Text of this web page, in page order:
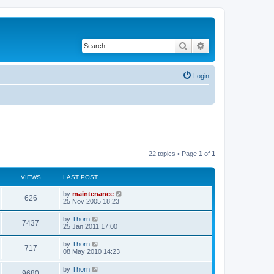
Search
Login
22 topics • Page 1 of 1
VIEWS LAST POST
626 by maintenance
25 Nov 2005 18:23
7437 by Thorn
25 Jan 2011 17:00
717 by Thorn
08 May 2010 14:23
by Thorn